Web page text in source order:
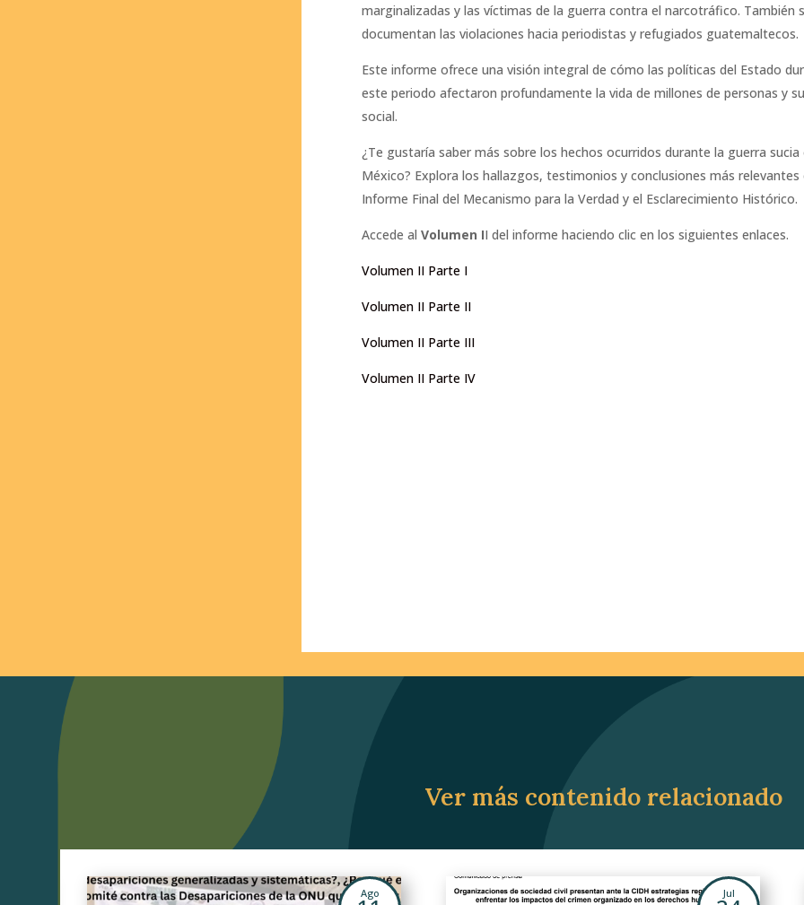
marginalizadas y las víctimas de la guerra contra el narcotráfico. También
documentan las violaciones hacia periodistas y refugiados guatemaltecos.
Este informe ofrece una visión integral de cómo las políticas del Estado
este periodo afectaron profundamente la vida de millones de personas y
social.
¿Te gustaría saber más sobre los hechos ocurridos durante la guerra sucia
México? Explora los hallazgos, testimonios y conclusiones más relevantes
Informe Final del Mecanismo para la Verdad y el Esclarecimiento Histórico.
Accede alVolumen II del informe haciendo clic en los siguientes enlaces.
Volumen II Parte I
Volumen II Parte II
Volumen II Parte III
Volumen II Parte IV
Ver más contenido relacionado
Ago Jul